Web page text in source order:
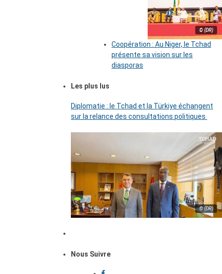
© (DR)
Coopération : Au Niger, le Tchad
présente sa vision sur les
diasporas
Les plus lus
Diplomatie : le Tchad et la Türkiye échangent
sur la relance des consultations politiques
© (DR)
Nous Suivre